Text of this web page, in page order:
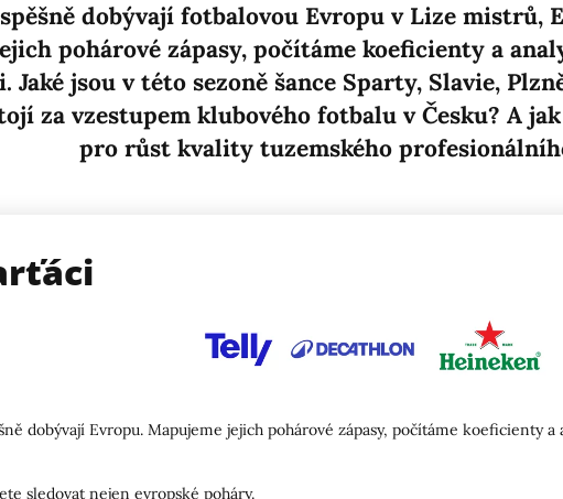
dobývají fotbalovou Evropu v Lize mistrů,
pohárové zápasy, počítáme koeficienty a
Jaké jsou v této sezoně šance Sparty, Slavie,
za vzestupem klubového fotbalu v Česku? A
pro růst kvality tuzemského
dobývají Evropu. Mapujeme jejich pohárové zápasy, počítáme koeficienty
sledovat nejen evropské poháry.